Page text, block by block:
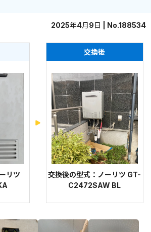
2025年4月9日 | No.188534
リツ
交換後
交換後の型式：ノーリツ GT-
C2472SAW BL